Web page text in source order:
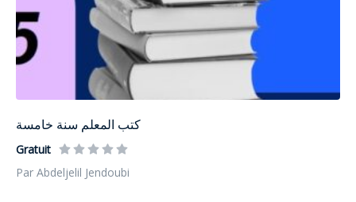
كتب المعلم سنة خامسة
Gratuit
Par Abdeljelil Jendoubi